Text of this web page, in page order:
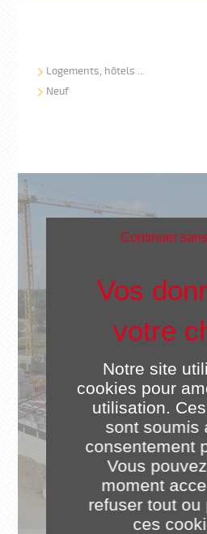
Logements, hôtels ...
Neuf
Notre site
cookies pour
utilisation.
sont soumis
consentement
Vous
moment
refuser tout ou
ces
Continuer